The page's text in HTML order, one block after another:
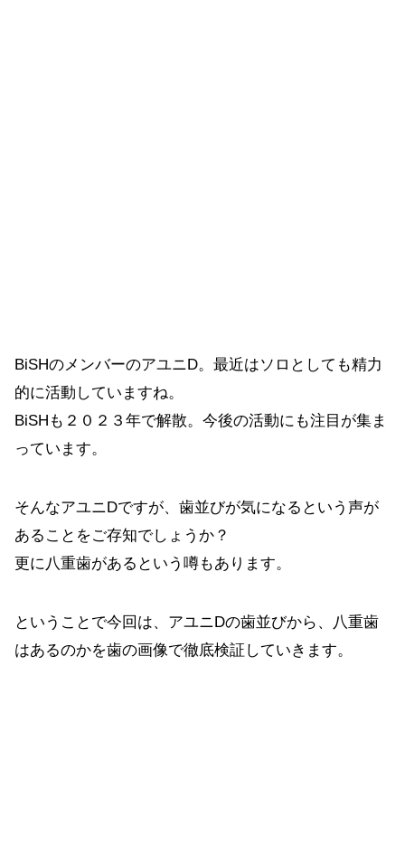
BiSHのメンバーのアユニD。最近はソロとしても精力
的に活動していますね。
BiSHも２０２３年で解散。今後の活動にも注目が集ま
っています。
そんなアユニDですが、歯並びが気になるという声が
あることをご存知でしょうか？
更に八重歯があるという噂もあります。
ということで今回は、アユニDの歯並びから、八重歯
はあるのかを歯の画像で徹底検証していきます。